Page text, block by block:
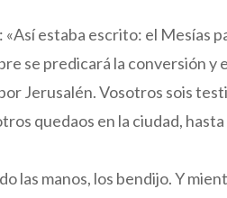
«Así estaba escrito: el Mesías
se predicará la conversión y
Jerusalén. Vosotros sois
quedaos en la ciudad,
las manos, los bendijo. Y